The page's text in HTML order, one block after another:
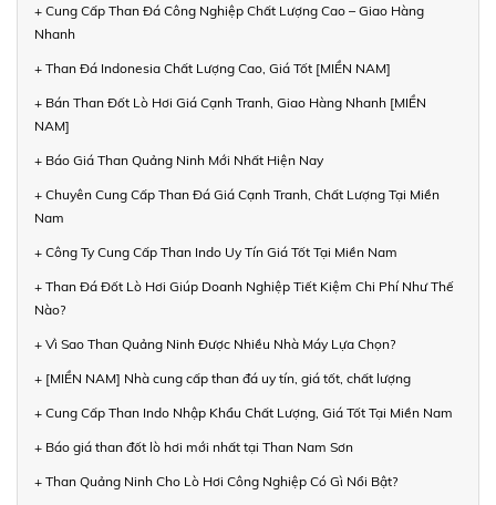
+ Cung Cấp Than Đá Công Nghiệp Chất Lượng Cao – Giao Hàng
Nhanh
+ Than Đá Indonesia Chất Lượng Cao, Giá Tốt [MIỀN NAM]
+ Bán Than Đốt Lò Hơi Giá Cạnh Tranh, Giao Hàng Nhanh [MIỀN
NAM]
+ Báo Giá Than Quảng Ninh Mới Nhất Hiện Nay
+ Chuyên Cung Cấp Than Đá Giá Cạnh Tranh, Chất Lượng Tại Miền
Nam
+ Công Ty Cung Cấp Than Indo Uy Tín Giá Tốt Tại Miền Nam
+ Than Đá Đốt Lò Hơi Giúp Doanh Nghiệp Tiết Kiệm Chi Phí Như Thế
Nào?
+ Vì Sao Than Quảng Ninh Được Nhiều Nhà Máy Lựa Chọn?
+ [MIỀN NAM] Nhà cung cấp than đá uy tín, giá tốt, chất lượng
+ Cung Cấp Than Indo Nhập Khẩu Chất Lượng, Giá Tốt Tại Miền Nam
+ Báo giá than đốt lò hơi mới nhất tại Than Nam Sơn
+ Than Quảng Ninh Cho Lò Hơi Công Nghiệp Có Gì Nổi Bật?